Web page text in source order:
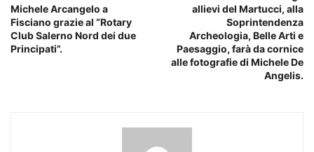
Michele Arcangelo a
Fisciano grazie al “Rotary
Club Salerno Nord dei due
Principati”.
allievi del Martucci, alla
Soprintendenza
Archeologia, Belle Arti e
Paesaggio, farà da cornice
alle fotografie di Michele De
Angelis.